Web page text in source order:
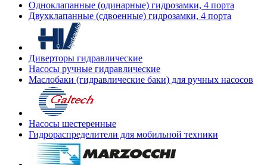
Одноклапанные (одинарные) гидрозамки, 4 порта
Двухклапанные (сдвоенные) гидрозамки, 4 порта
Диверторы гидравлические
Насосы ручные гидравлические
Маслобаки (гидравлические баки) для ручных насосов
Насосы шестеренные
Гидрораспределители для мобильной техники